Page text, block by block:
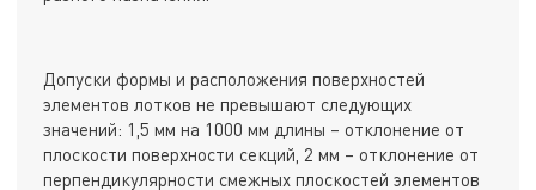
Допуски формы и расположения поверхностей
элементов лотков не превышают следующих
значений: 1,5 мм на 1000 мм длины – отклонение от
плоскости поверхности секций, 2 мм – отклонение от
перпендикулярности смежных плоскостей элементов